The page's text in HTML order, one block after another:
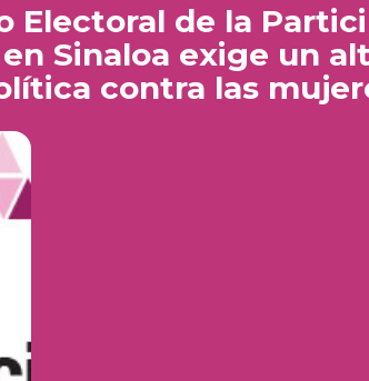
Electoral de la
Sinaloa exige un
contra las